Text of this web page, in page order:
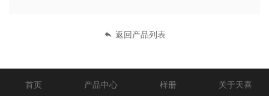
返回产品列表
首页 产品中心 样册
关于天喜